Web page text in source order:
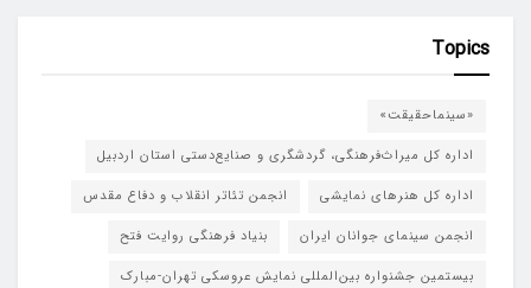
Topics
«سینماحقیقت»
اداره کل میراث‌فرهنگی، گردشگری و صنایع‌دستی استان اردبیل
اداره کل هنرهای نمایشی
انجمن تئاتر انقلاب و دفاع مقدس
انجمن سینمای جوانان ایران
بنیاد فرهنگی روایت فتح
بیستمین جشنواره بین‌المللی نمایش عروسکی تهران-مبارک